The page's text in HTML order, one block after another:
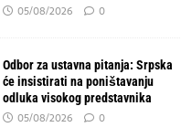
05/08/2026 0
Odbor za ustavna pitanja: Srpska
će insistirati na poništavanju
odluka visokog predstavnika
05/08/2026 0